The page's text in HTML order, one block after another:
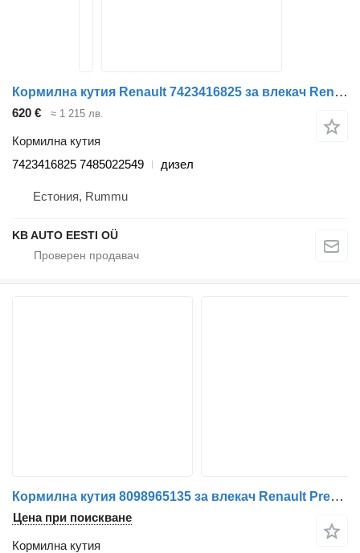
Кормилна кутия Renault 7423416825 за влекач Renault T (2013-)
620 € ≈ 1 215 лв.
Кормилна кутия
7423416825 7485022549
дизел
Естония, Rummu
KB AUTO EESTI OÜ
Кормилна кутия 8098965135 за влекач Renault Premium 1996>2005
Цена при поискване
Кормилна кутия